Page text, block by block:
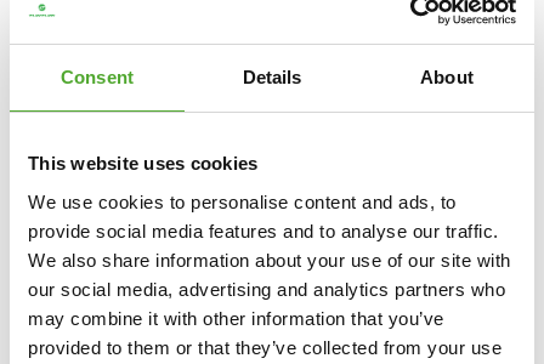
Consent Details About
This website uses cookies
We use cookies to personalise content and ads, to
provide social media features and to analyse our traffic.
We also share information about your use of our site with
our social media, advertising and analytics partners who
may combine it with other information that you’ve
provided to them or that they’ve collected from your use
VERGELIJK